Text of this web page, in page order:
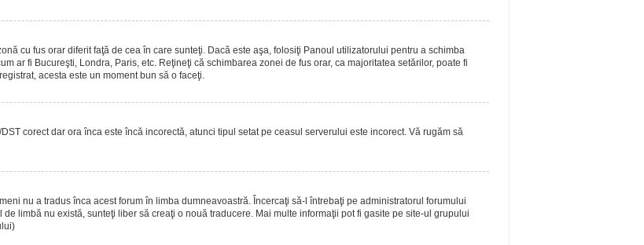
cu fus orar diferit faţă de cea în care sunteţi. Dacă este aşa, folosiţi Panoul utilizatorului pentru a schimba
ar fi Bucureşti, Londra, Paris, etc. Reţineţi că schimbarea zonei de fus orar, ca majoritatea setărilor, poate fi
acesta este un moment bun să o faceţi.
corect dar ora înca este încă incorectă, atunci tipul setat pe ceasul serverului este incorect. Vă rugăm să
nu a tradus înca acest forum în limba dumneavoastră. Încercaţi să-l întrebaţi pe administratorul forumului
limbă nu există, sunteţi liber să creaţi o nouă traducere. Mai multe informaţii pot fi gasite pe site-ul grupului